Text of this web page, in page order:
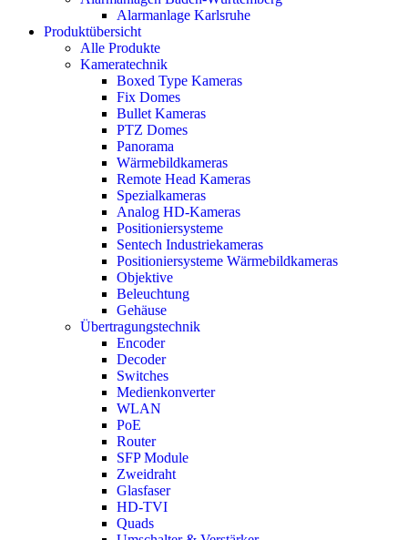
Alarmanlage Karlsruhe
Produktübersicht
Alle Produkte
Kameratechnik
Boxed Type Kameras
Fix Domes
Bullet Kameras
PTZ Domes
Panorama
Wärmebildkameras
Remote Head Kameras
Spezialkameras
Analog HD-Kameras
Positioniersysteme
Sentech Industriekameras
Positioniersysteme Wärmebildkameras
Objektive
Beleuchtung
Gehäuse
Übertragungstechnik
Encoder
Decoder
Switches
Medienkonverter
WLAN
PoE
Router
SFP Module
Zweidraht
Glasfaser
HD-TVI
Quads